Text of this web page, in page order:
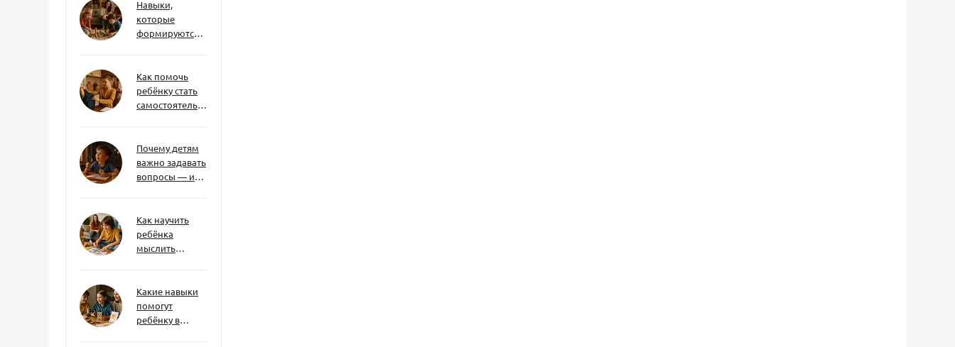
Навыки,
которые
формируются
ребёнка
успешным
Как помочь
ребёнку стать
самостоятельным
Почему детям
важно задавать
вопросы — и
Как научить
ребёнка
мыслить
сложностей
Какие навыки
помогут
ребёнку в